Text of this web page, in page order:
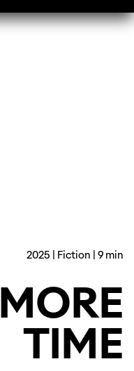
2025 | Fiction | 9 min
MORE
TIME